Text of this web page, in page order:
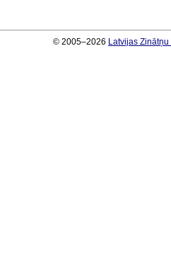
© 2005–2026 Latvijas